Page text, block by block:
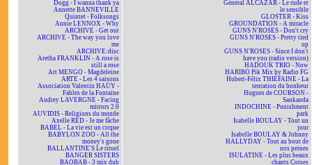
Dogg - I wanna thank ya
Annette BANNEVILLE
Quintet - Folksongs
Annie LENNOX - Why
ARCHIVE - Get out
ARCHIVE - The way you love
me
ARCHIVE:disc
Aretha FRANKLIN - A rose is
still a rose
Art MENGO - Magdeleine
ARTE - Les 4 saisons
Association Valentin HAÜY -
Fables de la Fontaine
Audrey LAVERGNE - Facing
mirrors 2.0
AUVIDIS - Religions du monde
Axelle RED - Je me fâche
BABEL - La vie est un cirque
BABYLON ZOO - All the
money's gone
BALLANTINE'S Le rituel
BANGER SISTERS
BAOBAB - 3 mix dub
Général ALCAZAR - Le rude et
le sensible
GLOSTER - Kiss
GROUNDATION - A miracle
GUNS N'ROSES - Don't cry
GUNS N'ROSES - Pretty tied
up
GUNS N'ROSES - Since I don't
have you (radio version)
HADOUK TRIO - Now
HARIBO Pik Mix by Radio FG
Hubert-Félix THIÉFAINE - La
tentation du bonheur
Hugues de COURSON -
Sankanda
INDOCHINE - Punishment
park
Isabelle BOULAY - Tout un
jour
Isabelle BOULAY & Johnny
HALLYDAY - Tout au bout de
nos peines
ISULATINE - Les plus beaux
chants Corses